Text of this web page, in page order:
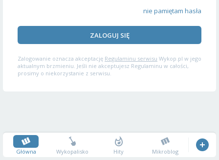
nie pamiętam hasła
ZALOGUJ SIĘ
Zalogowanie oznacza akceptację Regulaminu serwisu Wykop.pl w jego
aktualnym brzmieniu. Jeśli nie akceptujesz Regulaminu w całości,
prosimy o niekorzystanie z serwisu.
Główna Wykopalisko Hity Mikroblog